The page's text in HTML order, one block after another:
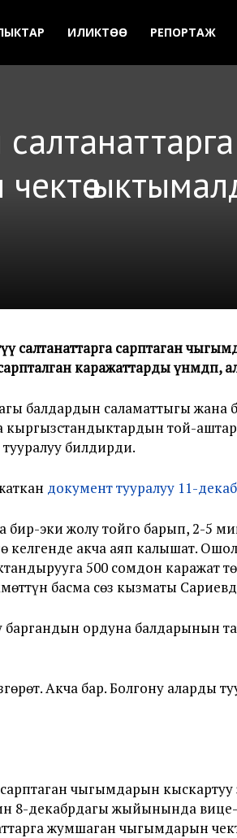
ИЛИКТӨӨ РЕПОРТАЖ
салтанаттарга сарптаган
каражаттарды үнөмдөп,
балдардын саламаттыгы жана
той-
билдирди.
документ тууралуу 11-
эки жолу тойго барып, 2-5
келгенде акча аяп калышат.
500 сомдон каражат
басма сөз кызматы
ордуна балдарынын
Акча бар. Болгону аларды
чыгымдарын кыскартуу
8-декабрдагы жыйынында
жумшаган чыгымдарын